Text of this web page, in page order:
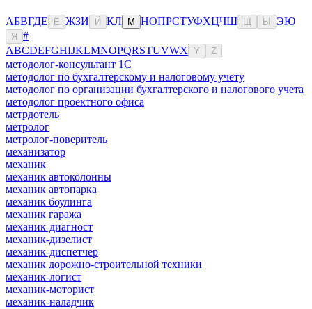
АБВГДЕ Ё ЖЗИ Й КЛ М НОПРСТУФХЦЧШ Ы ЭЮ
Я
#
ABCDEFGHIJKLMNOPQRSTUVWX Y Z
методолог-консультант 1С
методолог по бухгалтерскому и налоговому учету
методолог по организации бухгалтерского и налогового учета
методолог проектного офиса
метрдотель
метролог
метролог-поверитель
механизатор
механик
механик автоколонны
механик автопарка
механик боулинга
механик гаража
механик-диагност
механик-дизелист
механик-диспетчер
механик дорожно-строительной техники
механик-логист
механик-моторист
механик-наладчик